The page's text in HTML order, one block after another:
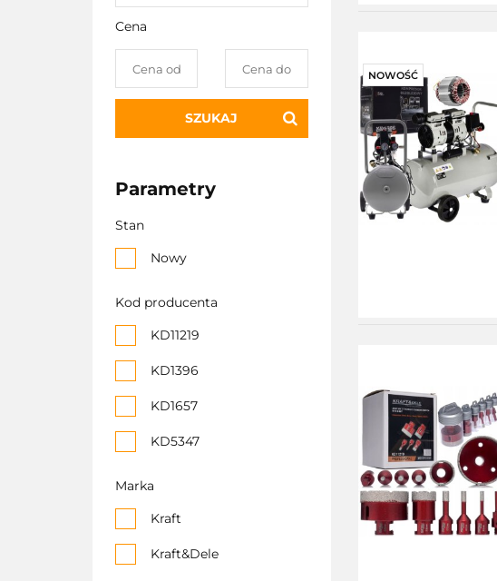
Cena
SZUKAJ
Parametry
Stan
Nowy
Kod producenta
KD11219
KD1396
KD1657
KD5347
Marka
Kraft
Kraft&Dele
NOWOŚĆ